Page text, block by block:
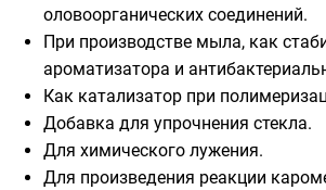
оловоорганических соединений.
При производстве мыла, как
ароматизатора и
Как катализатор при
Добавка для упрочнения стекла.
Для химического лужения.
Для произведения реакции